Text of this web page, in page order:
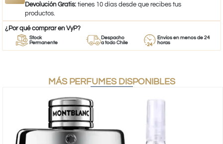
Devolución Gratis: tienes 10 días desde que recibes tus
productos.
¿Por qué comprar en VyP?
Stock
Permanente
Despacho
a todo Chile
Envíos en menos de 24
horas
MÁS PERFUMES DISPONIBLES